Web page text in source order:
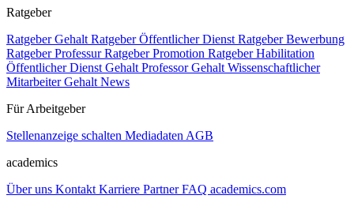
Ratgeber
Ratgeber Gehalt Ratgeber Öffentlicher Dienst Ratgeber Bewerbung
Ratgeber ProfessurRatgeber Promotion Ratgeber Habilitation
Öffentlicher Dienst Gehalt Professor Gehalt Wissenschaftlicher
Mitarbeiter Gehalt News
Für Arbeitgeber
Stellenanzeige schalten Mediadaten AGB
academics
Über uns Kontakt Karriere PartnerFAQ academics.com